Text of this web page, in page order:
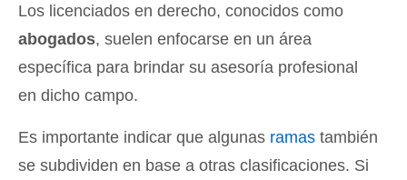
Los licenciados en derecho, conocidos como
abogados, suelen enfocarse en un área
específica para brindar su asesoría profesional
en dicho campo.
Es importante indicar que algunas ramas también
se subdividen en base a otras clasificaciones. Si